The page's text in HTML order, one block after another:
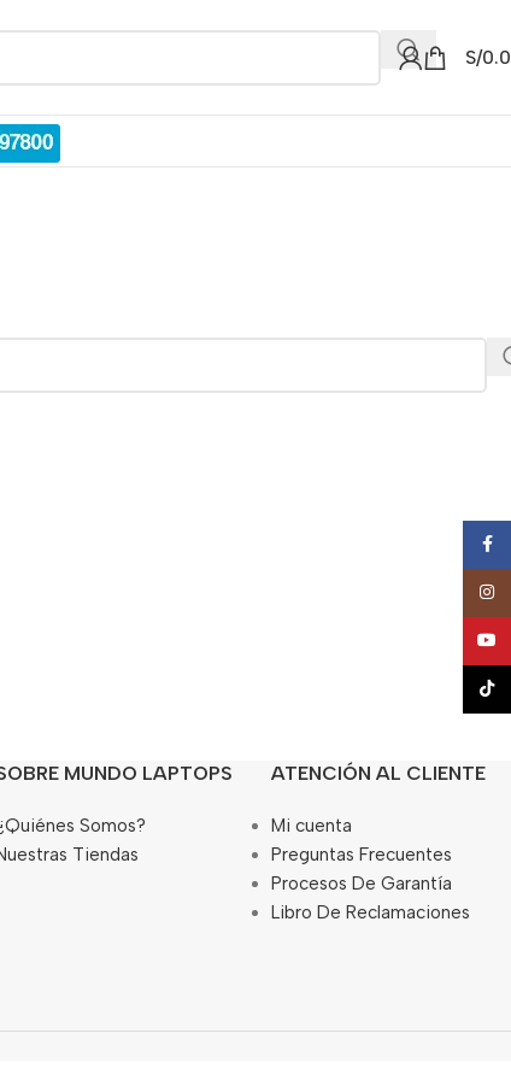
S/
MUNDO LAPTOPS
Somos?
Tiendas
ATENCIÓN AL CLIENTE
Mi cuenta
Preguntas Frecuentes
Procesos De Garantía
Libro De Reclamaciones